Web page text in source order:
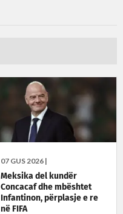
07 GUS 2026 |
Meksika del kundër
Concacaf dhe mbështet
Infantinon, përplasje e re
në FIFA